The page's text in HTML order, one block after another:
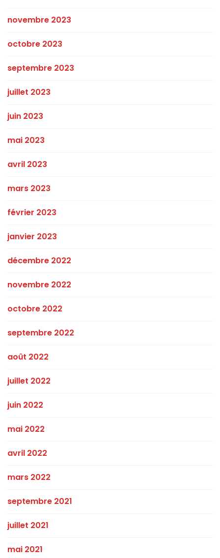
novembre 2023
octobre 2023
septembre 2023
juillet 2023
juin 2023
mai 2023
avril 2023
mars 2023
février 2023
janvier 2023
décembre 2022
novembre 2022
octobre 2022
septembre 2022
août 2022
juillet 2022
juin 2022
mai 2022
avril 2022
mars 2022
septembre 2021
juillet 2021
mai 2021